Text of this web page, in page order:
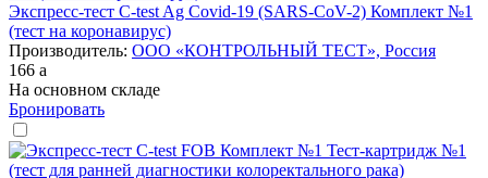
Экспресс-тест C-test Ag Covid-19 (SARS-CoV-2) Комплект №1
(тест на коронавирус)
Производитель: ООО «КОНТРОЛЬНЫЙ ТЕСТ», Россия
166 a
На основном складе
Бронировать